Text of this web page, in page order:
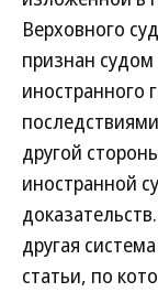
Верховного
признан
иностранного
другой
иностранной
другая
статьи, по